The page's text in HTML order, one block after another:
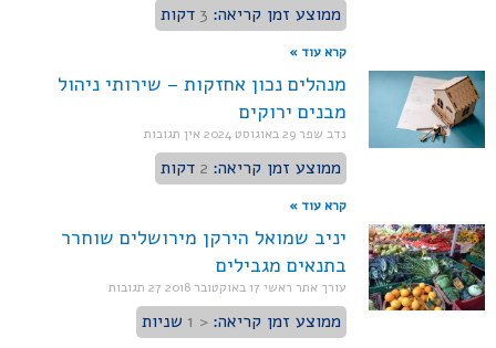
ממוצע זמן קריאה: 3 דקות
קרא עוד »
מנהלים נכון אחזקות – שירותי ניהול
מבנים ירוקים
נדב שפר29 באוגוסט 2024 אין תגובות
ממוצע זמן קריאה: 2 דקות
קרא עוד »
יניב שמואל הירקן מירושלים שוחרר
בתנאים מגבילים
עורך אתר ראשי 17 באוקטובר 2018 27 תגובות
ממוצע זמן קריאה: < 1 שניות